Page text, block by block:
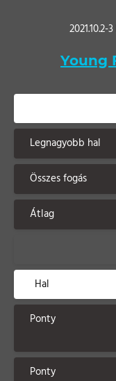
Young
Legnagyobb hal
Összes fogás
Átlag
Hal
Ponty
Ponty